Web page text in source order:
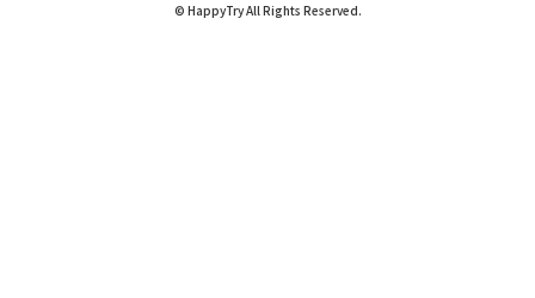
© HappyTry All Rights Reserved.